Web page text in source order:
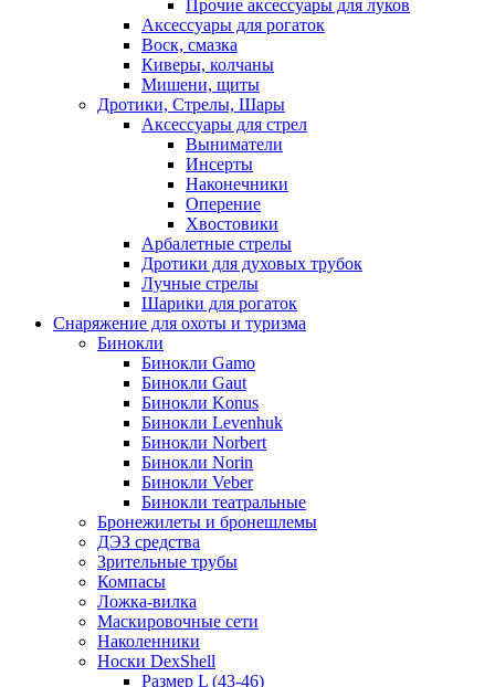
Прочие аксессуары для луков
Аксессуары для рогаток
Воск, смазка
Киверы, колчаны
Мишени, щиты
Дротики, Стрелы, Шары
Аксессуары для стрел
Выниматели
Инсерты
Наконечники
Оперение
Хвостовики
Арбалетные стрелы
Дротики для духовых трубок
Лучные стрелы
Шарики для рогаток
Снаряжение для охоты и туризма
Бинокли
Бинокли Gamo
Бинокли Gaut
Бинокли Konus
Бинокли Levenhuk
Бинокли Norbert
Бинокли Norin
Бинокли Veber
Бинокли театральные
Бронежилеты и бронешлемы
ДЭЗ средства
Зрительные трубы
Компасы
Ложка-вилка
Маскировочные сети
Наколенники
Носки DexShell
Размер L (43-46)